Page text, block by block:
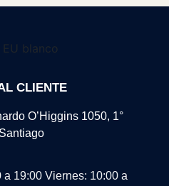
CLIENTE
O’Higgins 1050, 1°
a 19:00 Viernes: 10:00 a